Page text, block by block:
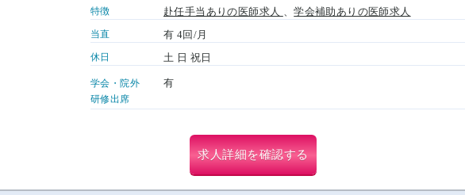
特徴 赴任手当ありの医師求人 、学会補助ありの医師求人
当直 有 4回/月
休日 土 日 祝日
学会・院外
研修出席
有
求人詳細を確認する